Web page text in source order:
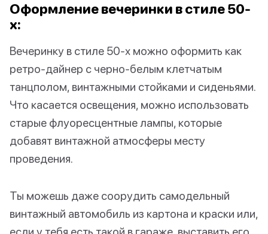
Оформление вечеринки в стиле 50-
х:
Вечеринку в стиле 50-х можно оформить как
ретро-дайнер с черно-белым клетчатым
танцполом, винтажными стойками и сиденьями.
Что касается освещения, можно использовать
старые флуоресцентные лампы, которые
добавят винтажной атмосферы месту
проведения.
Ты можешь даже соорудить самодельный
винтажный автомобиль из картона и краски или,